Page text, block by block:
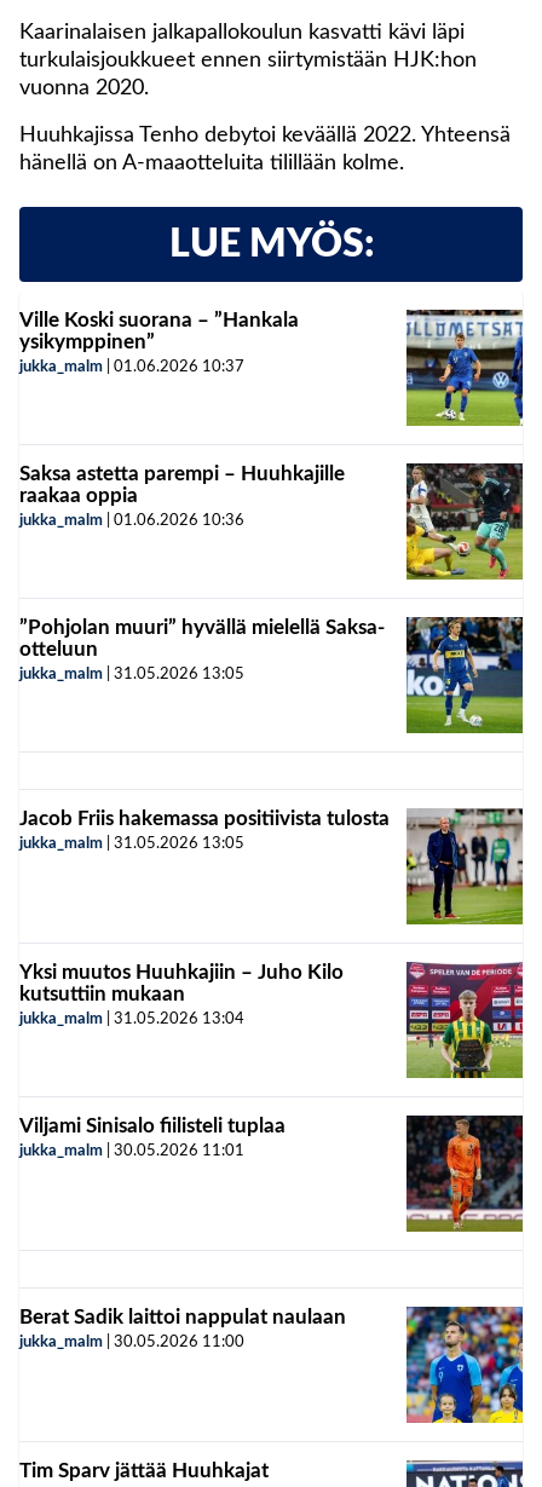
Kaarinalaisen jalkapallokoulun kasvatti kävi läpi
turkulaisjoukkueet ennen siirtymistään HJK:hon
vuonna 2020.
Huuhkajissa Tenho debytoi keväällä 2022. Yhteensä
hänellä on A-maaotteluita tilillään kolme.
LUE MYÖS:
Ville Koski suorana – ”Hankala
ysikymppinen”
jukka_malm 01.06.2026 10:37
Saksa astetta parempi – Huuhkajille
raakaa oppia
jukka_malm 01.06.2026 10:36
”Pohjolan muuri” hyvällä mielellä Saksa-
otteluun
jukka_malm 31.05.2026 13:05
Jacob Friis hakemassa positiivista tulosta
jukka_malm 31.05.2026 13:05
Yksi muutos Huuhkajiin – Juho Kilo
kutsuttiin mukaan
jukka_malm 31.05.2026 13:04
Viljami Sinisalo fiilisteli tuplaa
jukka_malm 30.05.2026 11:01
Berat Sadik laittoi nappulat naulaan
jukka_malm 30.05.2026 11:00
Tim Sparv jättää Huuhkajat